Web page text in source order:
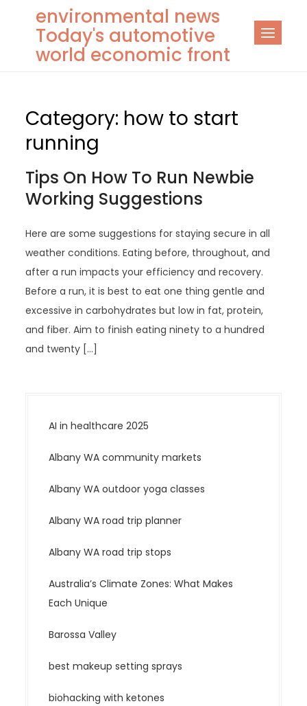
content
environmental news
Today's automotive
world economic front
Category: how to start
running
Tips On How To Run Newbie
Working Suggestions
Here are some suggestions for staying secure in all
weather conditions. Eating before, throughout, and
after a run impacts your efficiency and recovery.
Before a run, it is best to eat one thing gentle and
excessive in carbohydrates but low in fat, protein,
and fiber. Aim to finish eating ninety to a hundred
and twenty […]
AI in healthcare 2025
Albany WA community markets
Albany WA outdoor yoga classes
Albany WA road trip planner
Albany WA road trip stops
Australia’s Climate Zones: What Makes
Each Unique
Barossa Valley
best makeup setting sprays
biohacking with ketones